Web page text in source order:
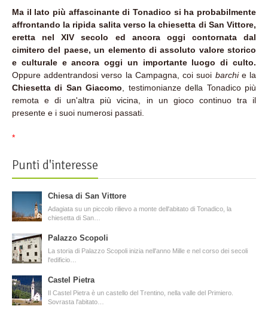
Ma il lato più affascinante di Tonadico si ha probabilmente
affrontando la ripida salita verso la chiesetta di San Vittore,
eretta nel XIV secolo ed ancora oggi contornata dal
cimitero del paese, un elemento di assoluto valore storico
e culturale e ancora oggi un importante luogo di culto.
Oppure addentrandosi verso la Campagna, coi suoi barchie la
Chiesetta di San Giacomo, testimonianze della Tonadico più
remota e di un'altra più vicina, in un gioco continuo tra il
presente e i suoi numerosi passati.
*
Punti d'interesse
Chiesa di San Vittore
Adagiata su un piccolo rilievo a monte dell'abitato di Tonadico, la
chiesetta di San…
Palazzo Scopoli
La storia di Palazzo Scopoli inizia nell'anno Mille e nel corso dei secoli
l'edificio…
Castel Pietra
Il Castel Pietra è un castello del Trentino, nella valle del Primiero.
Sovrasta l'abitato…